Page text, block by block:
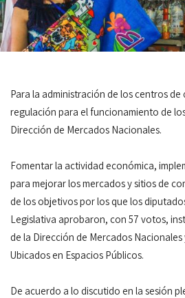
Para la administración de los centros
regulación para el funcionamiento de
Dirección de Mercados Nacionales.
Fomentar la actividad económica,
para mejorar los mercados y sitios de
de los objetivos por los que los
Legislativa aprobaron, con 57 votos,
de la Dirección de Mercados
Ubicados en Espacios Públicos.
De acuerdo a lo discutido en la sesión